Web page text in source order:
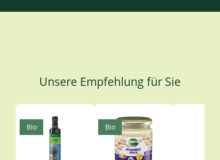
Unsere Empfehlung für Sie
Produktgalerie überspringen
Bio Bio